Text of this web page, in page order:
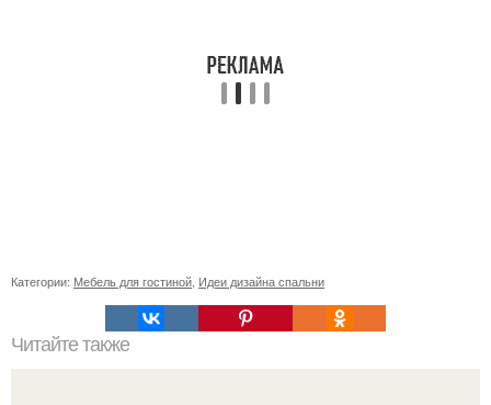
Категории: Мебель для гостиной Идеи дизайна спальни
Читайте также